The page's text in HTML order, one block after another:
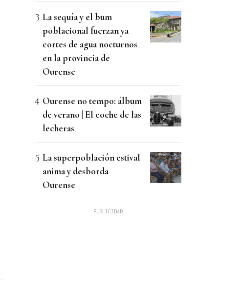
La sequía y el bum
poblacional fuerzan ya
cortes de agua nocturnos
en la provincia de
Ourense
Ourense no tempo: álbum
de verano | El coche de las
lecheras
La superpoblación estival
anima y desborda
Ourense